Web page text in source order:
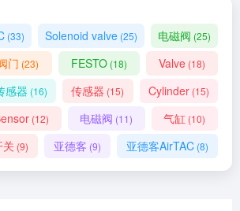
(33) Solenoid valve (25) 电磁阀 (25)
门 (23) FESTO(18) Valve(18)
感器 (16) 传感器 (15) Cylinder(15)
(12) 电磁阀 (11) 气缸 (10)
关 (9) 亚德客 (9) 亚德客AirTAC (8)